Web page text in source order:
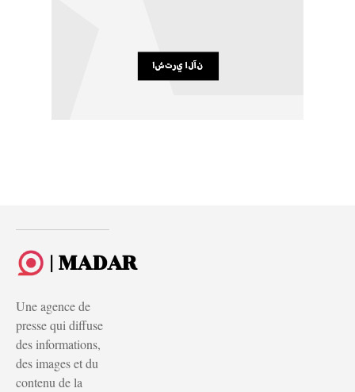
| MADAR
Une agence de
presse qui diffuse
des informations,
des images et du
contenu de la